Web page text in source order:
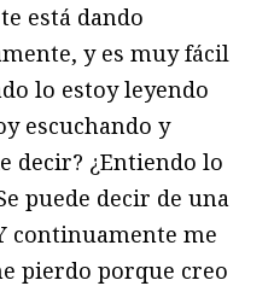
está dando
y es muy fácil
lo estoy leyendo
escuchando y
decir? ¿Entiendo lo
puede decir de una
continuamente me
pierdo porque creo